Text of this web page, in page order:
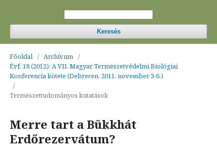
Keresés
Főoldal / Archívum /
Évf. 18 (2012): A VII. Magyar Természetvédelmi Biológiai
Konferencia kötete (Debrecen, 2011. november 3-6.)
/
Természettudományos kutatások
Merre tart a Bükkhát
Erdőrezervátum?